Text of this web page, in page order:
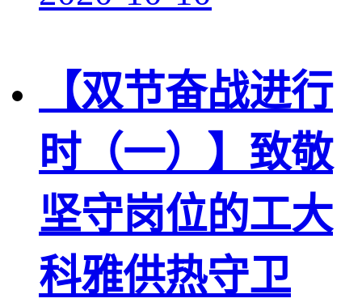
【双节奋战进行
时（一）】致敬
坚守岗位的工大
科雅供热守卫